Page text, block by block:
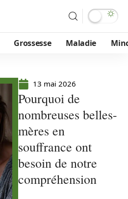
Grossesse Maladie
13 mai 2026
Pourquoi de
nombreuses belles-
mères en
souffrance ont
besoin de notre
compréhension